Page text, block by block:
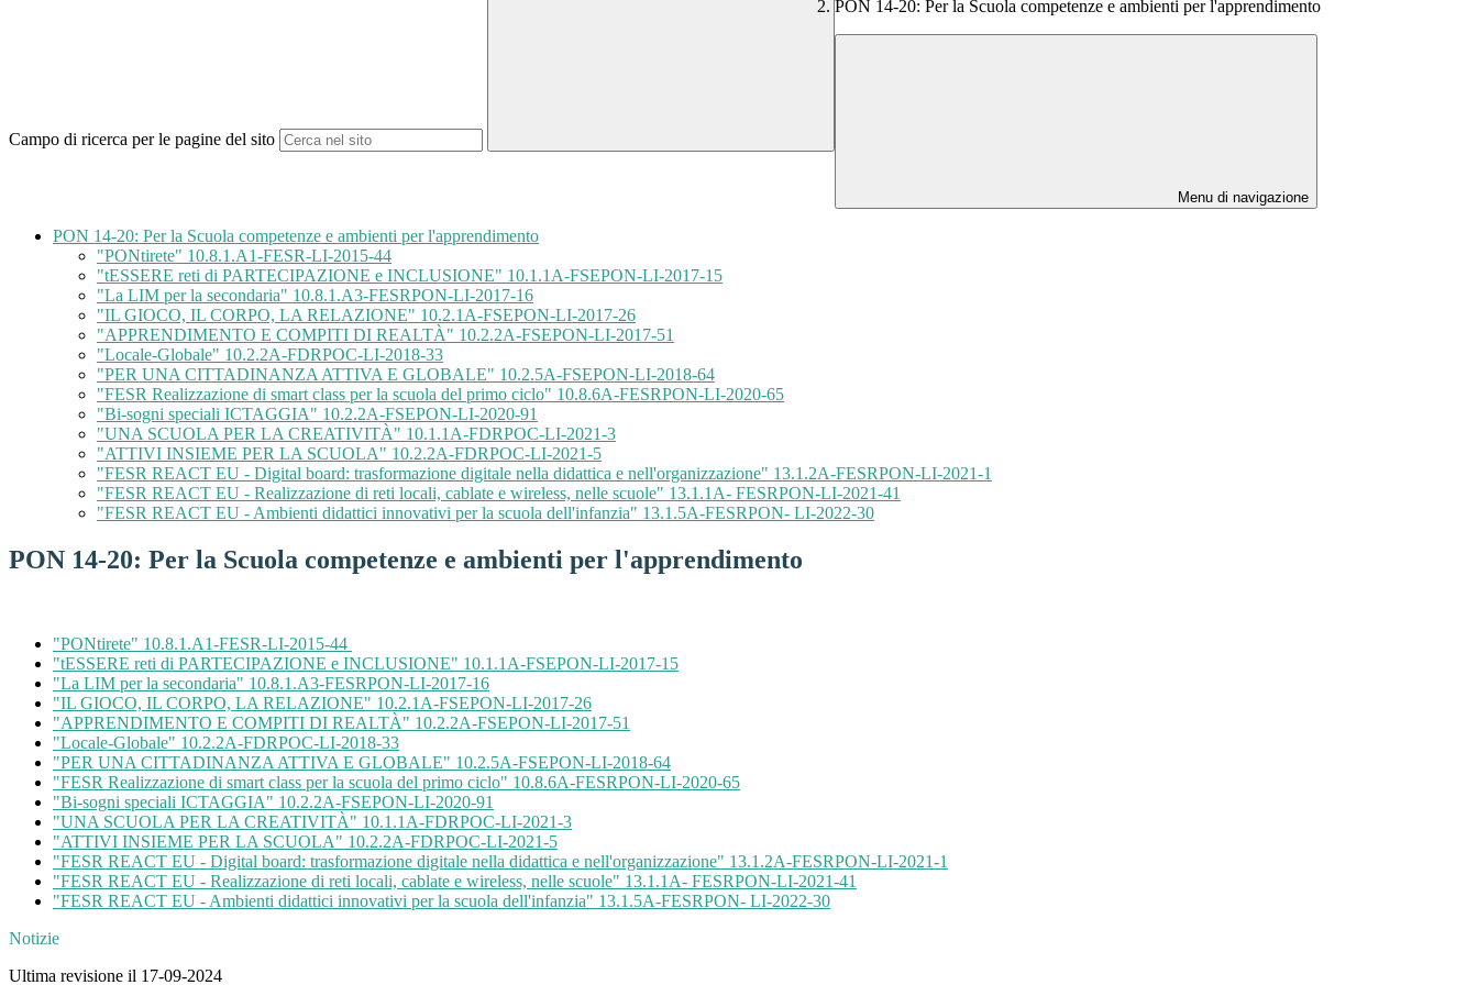
Campo di ricerca per le pagine del sito
PON 14-20: Per la Scuola competenze e ambienti per l'apprendimento
Menu di navigazione
PON 14-20: Per la Scuola competenze e ambienti per l'apprendimento
"PONtirete" 10.8.1.A1-FESR-LI-2015-44
"tESSERE reti di PARTECIPAZIONE e INCLUSIONE" 10.1.1A-FSEPON-LI-2017-15
"La LIM per la secondaria" 10.8.1.A3-FESRPON-LI-2017-16
"IL GIOCO, IL CORPO, LA RELAZIONE" 10.2.1A-FSEPON-LI-2017-26
"APPRENDIMENTO E COMPITI DI REALTÀ" 10.2.2A-FSEPON-LI-2017-51
"Locale-Globale" 10.2.2A-FDRPOC-LI-2018-33
"PER UNA CITTADINANZA ATTIVA E GLOBALE" 10.2.5A-FSEPON-LI-2018-64
"FESR Realizzazione di smart class per la scuola del primo ciclo" 10.8.6A-FESRPON-LI-2020-65
"Bi-sogni speciali ICTAGGIA" 10.2.2A-FSEPON-LI-2020-91
"UNA SCUOLA PER LA CREATIVITÀ" 10.1.1A-FDRPOC-LI-2021-3
"ATTIVI INSIEME PER LA SCUOLA" 10.2.2A-FDRPOC-LI-2021-5
"FESR REACT EU - Digital board: trasformazione digitale nella didattica e nell'organizzazione" 13.1.2A-FESRPON-LI-2021-1
"FESR REACT EU - Realizzazione di reti locali, cablate e wireless, nelle scuole" 13.1.1A- FESRPON-LI-2021-41
"FESR REACT EU - Ambienti didattici innovativi per la scuola dell'infanzia" 13.1.5A-FESRPON- LI-2022-30
PON 14-20: Per la Scuola competenze e ambienti per l'apprendimento
"PONtirete" 10.8.1.A1-FESR-LI-2015-44
"tESSERE reti di PARTECIPAZIONE e INCLUSIONE" 10.1.1A-FSEPON-LI-2017-15
"La LIM per la secondaria" 10.8.1.A3-FESRPON-LI-2017-16
"IL GIOCO, IL CORPO, LA RELAZIONE" 10.2.1A-FSEPON-LI-2017-26
"APPRENDIMENTO E COMPITI DI REALTÀ" 10.2.2A-FSEPON-LI-2017-51
"Locale-Globale" 10.2.2A-FDRPOC-LI-2018-33
"PER UNA CITTADINANZA ATTIVA E GLOBALE" 10.2.5A-FSEPON-LI-2018-64
"FESR Realizzazione di smart class per la scuola del primo ciclo" 10.8.6A-FESRPON-LI-2020-65
"Bi-sogni speciali ICTAGGIA" 10.2.2A-FSEPON-LI-2020-91
"UNA SCUOLA PER LA CREATIVITÀ" 10.1.1A-FDRPOC-LI-2021-3
"ATTIVI INSIEME PER LA SCUOLA" 10.2.2A-FDRPOC-LI-2021-5
"FESR REACT EU - Digital board: trasformazione digitale nella didattica e nell'organizzazione" 13.1.2A-FESRPON-LI-2021-1
"FESR REACT EU - Realizzazione di reti locali, cablate e wireless, nelle scuole" 13.1.1A- FESRPON-LI-2021-41
"FESR REACT EU - Ambienti didattici innovativi per la scuola dell'infanzia" 13.1.5A-FESRPON- LI-2022-30
Notizie
Ultima revisione il 17-09-2024